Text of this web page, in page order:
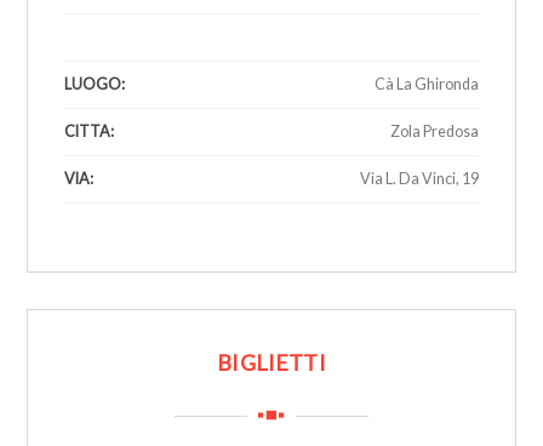
LUOGO: Cà La Ghironda
CITTA: Zola Predosa
VIA: Via L. Da Vinci, 19
BIGLIETTI